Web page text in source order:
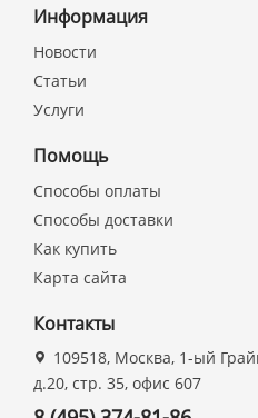
Информация
Новости
Статьи
Услуги
Помощь
Способы оплаты
Способы доставки
Как купить
Карта сайта
Контакты
109518, Москва, 1-ый
д.20, стр. 35, офис 607